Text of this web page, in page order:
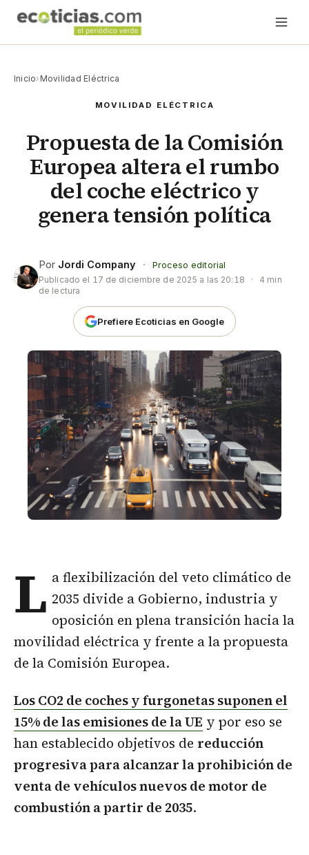
Inicio› Movilidad Eléctrica
MOVILIDAD ELÉCTRICA
Propuesta de la Comisión
Europea altera el rumbo
del coche eléctrico y
genera tensión política
Por Jordi Company ·
Proceso editorial
Publicado el 17 de diciembre de 2025 a las 20:18 ·
4 min
de lectura
Prefiere Ecoticias en Google
L a flexibilización del veto climático de
2035 divide a Gobierno, industria y
oposición en plena transición hacia la
movilidad eléctrica y frente a la propuesta
de la Comisión Europea.
Los CO2 de coches y furgonetas suponen el
15% de las emisiones de la UE y por eso se
han establecido objetivos de reducción
progresiva para alcanzar la prohibición de
venta de vehículos nuevos de motor de
combustión a partir de 2035.